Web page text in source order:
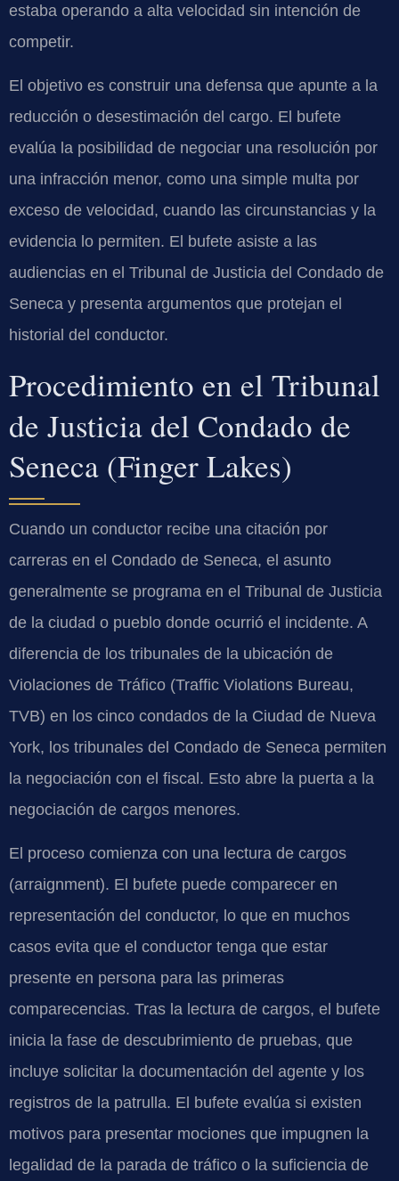
estaba operando a alta velocidad sin intención de
competir.
El objetivo es construir una defensa que apunte a la
reducción o desestimación del cargo. El bufete
evalúa la posibilidad de negociar una resolución por
una infracción menor, como una simple multa por
exceso de velocidad, cuando las circunstancias y la
evidencia lo permiten. El bufete asiste a las
audiencias en el Tribunal de Justicia del Condado de
Seneca y presenta argumentos que protejan el
historial del conductor.
Procedimiento en el Tribunal
de Justicia del Condado de
Seneca (Finger Lakes)
Cuando un conductor recibe una citación por
carreras en el Condado de Seneca, el asunto
generalmente se programa en el Tribunal de Justicia
de la ciudad o pueblo donde ocurrió el incidente. A
diferencia de los tribunales de la ubicación de
Violaciones de Tráfico (Traffic Violations Bureau,
TVB) en los cinco condados de la Ciudad de Nueva
York, los tribunales del Condado de Seneca permiten
la negociación con el fiscal. Esto abre la puerta a la
negociación de cargos menores.
El proceso comienza con una lectura de cargos
(arraignment). El bufete puede comparecer en
representación del conductor, lo que en muchos
casos evita que el conductor tenga que estar
presente en persona para las primeras
comparecencias. Tras la lectura de cargos, el bufete
inicia la fase de descubrimiento de pruebas, que
incluye solicitar la documentación del agente y los
registros de la patrulla. El bufete evalúa si existen
motivos para presentar mociones que impugnen la
legalidad de la parada de tráfico o la suficiencia de